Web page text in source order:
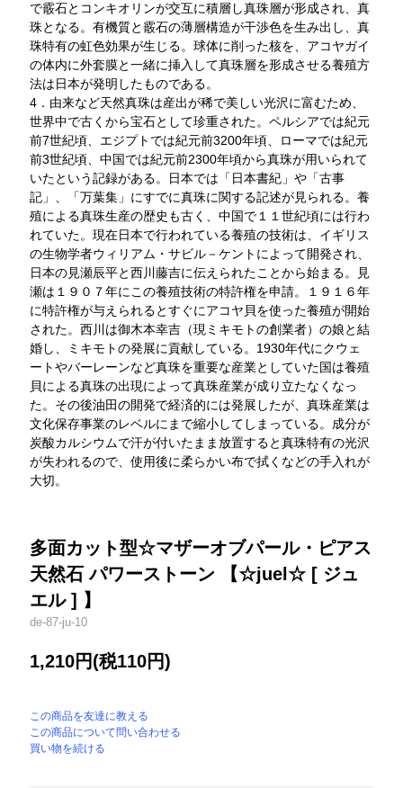
で霰石とコンキオリンが交互に積層し真珠層が形成され、真
珠となる。有機質と霰石の薄層構造が干渉色を生み出し、真
珠特有の虹色効果が生じる。球体に削った核を、アコヤガイ
の体内に外套膜と一緒に挿入して真珠層を形成させる養殖方
法は日本が発明したものである。
4．由来など天然真珠は産出が稀で美しい光沢に富むため、
世界中で古くから宝石として珍重された。ペルシアでは紀元
前7世紀頃、エジプトでは紀元前3200年頃、ローマでは紀元
前3世紀頃、中国では紀元前2300年頃から真珠が用いられて
いたという記録がある。日本では「日本書紀」や「古事
記」、「万葉集」にすでに真珠に関する記述が見られる。養
殖による真珠生産の歴史も古く、中国で１１世紀頃には行わ
れていた。現在日本で行われている養殖の技術は、イギリス
の生物学者ウィリアム・サビル－ケントによって開発され、
日本の見瀬辰平と西川藤吉に伝えられたことから始まる。見
瀬は１９０７年にこの養殖技術の特許権を申請。１９１６年
に特許権が与えられるとすぐにアコヤ貝を使った養殖が開始
された。西川は御木本幸吉（現ミキモトの創業者）の娘と結
婚し、ミキモトの発展に貢献している。1930年代にクウェ
ートやバーレーンなど真珠を重要な産業としていた国は養殖
貝による真珠の出現によって真珠産業が成り立たなくなっ
た。その後油田の開発で経済的には発展したが、真珠産業は
文化保存事業のレベルにまで縮小してしまっている。成分が
炭酸カルシウムで汗が付いたまま放置すると真珠特有の光沢
が失われるので、使用後に柔らかい布で拭くなどの手入れが
大切。
多面カット型☆マザーオブパール・ピアス
天然石 パワーストーン 【☆juel☆ [ ジュ
エル ] 】
de-87-ju-10
1,210円(税110円)
この商品を友達に教える
この商品について問い合わせる
買い物を続ける